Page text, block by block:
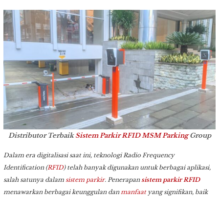
Distributor TerbaikSistem Parkir RFID MSM ParkingGroup
Dalam era digitalisasi saat ini, teknologi Radio Frequency
Identification (RFID) telah banyak digunakan untuk berbagai aplikasi,
salah satunya dalam sistem parkir. Penerapan sistem parkir RFID
menawarkan berbagai keunggulan dan manfaatyang signifikan, baik